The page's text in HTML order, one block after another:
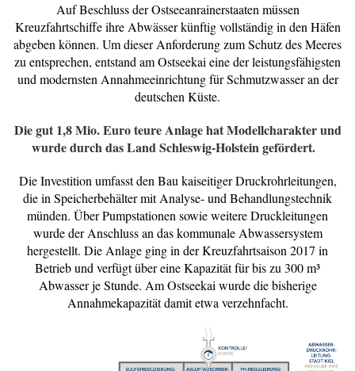
Auf Beschluss der Ostseeanrainerstaaten müssen
Kreuzfahrtschiffe ihre Abwässer künftig vollständig in den Häfen
abgeben können. Um dieser Anforderung zum Schutz des Meeres
zu entsprechen, entstand am Ostseekai eine der leistungsfähigsten
und modernsten Annahmeeinrichtung für Schmutzwasser an der
deutschen Küste.
Die gut 1,8 Mio. Euro teure Anlage hat Modellcharakter und
wurde durch das Land Schleswig-Holstein gefördert.
Die Investition umfasst den Bau kaiseitiger Druckrohrleitungen,
die in Speicherbehälter mit Analyse- und Behandlungstechnik
münden. Über Pumpstationen sowie weitere Druckleitungen
wurde der Anschluss an das kommunale Abwassersystem
hergestellt. Die Anlage ging in der Kreuzfahrtsaison 2017 in
Betrieb und verfügt über eine Kapazität für bis zu 300 m³
Abwasser je Stunde. Am Ostseekai wurde die bisherige
Annahmekapazität damit etwa verzehnfacht.